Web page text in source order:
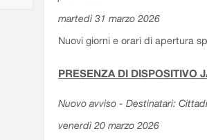
martedì 31 marzo 2026
Nuovi giorni e orari di apertura
PRESENZA DI DISPOSITIVO
Nuovo avviso - Destinatari:
venerdì 20 marzo 2026